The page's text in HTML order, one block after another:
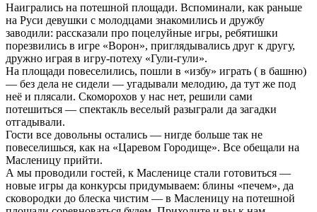
Наигрались на потешной площади. Вспоминали, как раньше
на Руси девушки с молодцами знакомились и дружбу
заводили: рассказали про поцелуйные игры, ребятишки
порезвились в игре «Ворон», приглядывались друг к другу,
дружно играя в игру-потеху «Гули-гули».
На площади повеселились, пошли в «избу» играть ( в башню)
— без дела не сидели — угадывали мелодию, да тут же под
неё и плясали. Скоморохов у нас нет, решили сами
потешиться — спектакль веселый разыграли да загадки
отгадывали.
Гости все довольны остались — нигде больше так не
повеселишься, как на «Царевом Городище». Все обещали на
Масленицу прийти.
А мы проводили гостей, к Масленице стали готовиться —
новые игры да конкурсы придумываем: блины «печем», да
сковородки до блеска чистим — в Масленицу на потешной